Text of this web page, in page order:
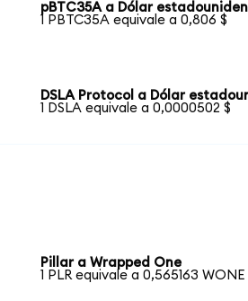
pBTC35A a Dólar
1 PBTC35A equivale a 0,806 $
DSLA Protocol a Dólar
1 DSLA equivale a 0,0000502 $
Pillar a Wrapped One
1 PLR equivale a 0,565163 WONE